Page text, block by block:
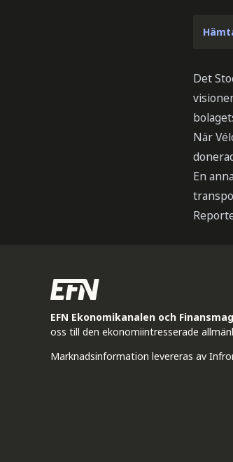
Det
När
En
EFN Ekonomikanalen och
oss till den ekonomiintresserade
Marknadsinformation levereras av